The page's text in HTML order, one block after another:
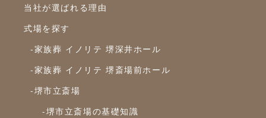
2024年10月
2024年9月
2024年8月
2024年7月
当社が選ばれる理由
式場を探す
-家族葬 イノリテ 堺深井ホール
-家族葬 イノリテ 堺斎場前ホール
-堺市立斎場
-堺市立斎場の基礎知識